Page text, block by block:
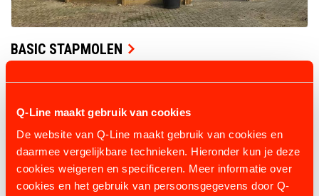
Q-Line maakt gebruik van cookies
De website van Q-Line maakt gebruik van cookies en
daarmee vergelijkbare technieken. Hieronder kun je deze
cookies weigeren en specificeren. Meer informatie over
cookies en het gebruik van persoonsgegevens door Q-
BASIC STAPMOLEN
BEKIJK PRODUCT